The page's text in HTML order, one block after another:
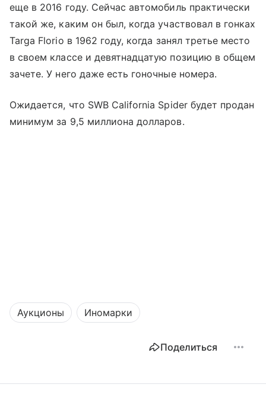
еще в 2016 году. Сейчас автомобиль практически
такой же, каким он был, когда участвовал в гонках
Targa Florio в 1962 году, когда занял третье место
в своем классе и девятнадцатую позицию в общем
зачете. У него даже есть гоночные номера.
Ожидается, что SWB California Spider будет продан
минимум за 9,5 миллиона долларов.
Аукционы Иномарки
Поделиться